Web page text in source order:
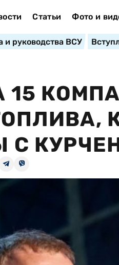
Статьи Фото и
и руководства ВСУ
15
С